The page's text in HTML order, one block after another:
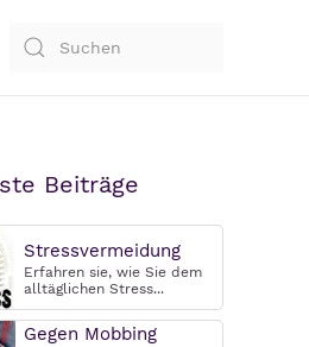
Beiträge
Stressvermeidung
Erfahren sie, wie Sie dem
alltäglichen Stress...
Gegen Mobbing